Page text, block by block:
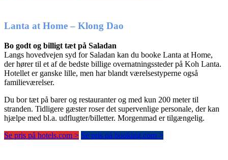
Lanta at Home – Klong Dao
Bo godt og billigt tæt på Saladan
Langs hovedvejen syd for Saladan kan du booke Lanta at Home,
der hører til et af de bedste billige overnatningssteder på Koh Lanta.
Hotellet er ganske lille, men har blandt værelsestyperne også
familieværelser.
Du bor tæt på barer og restauranter og med kun 200 meter til
stranden. Tidligere gæster roser det supervenlige personale, der kan
hjælpe med bl.a. udflugter/billetter. Morgenmad er tilgængelig.
Se pris på hotels.com > Se pris på booking.com >